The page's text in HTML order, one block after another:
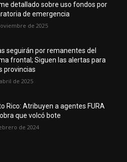
detallado sobre uso fondos por
de emergencia
de 2025
seguirán por remanentes del
frontal; Siguen las alertas para
provincias
de 2025
Rico: Atribuyen a agentes FURA
que volcó bote
de 2024